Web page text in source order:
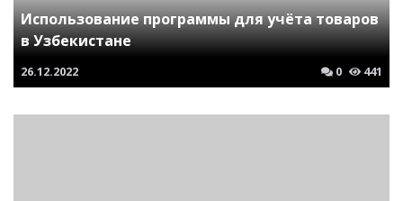
Использование программы для учёта товаров
в Узбекистане
26.12.2022 0 441